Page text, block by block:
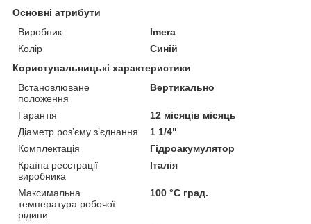
Основні атрибути
Виробник
Imera
Колір
Синій
Користувальницькі характеристики
Встановлюване
положення
Вертикально
Гарантія
12 місяців місяць
Діаметр розʼєму зʼєднання
1 1/4"
Комплектація
Гідроакумулятор
Країна реєстрації
виробника
Італія
Максимальна
температура робочої
рідини
100 °С град.